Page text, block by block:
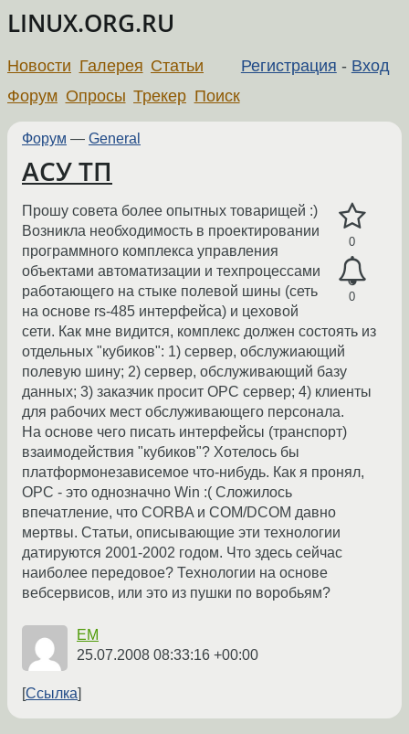
LINUX.ORG.RU
Регистрация - Вход
Новости Галерея Статьи
Форум Опросы Трекер Поиск
Форум — General
АСУ ТП
0
0
Прошу совета более опытных товарищей :)
Возникла необходимость в проектировании
программного комплекса управления
объектами автоматизации и техпроцессами
работающего на стыке полевой шины (сеть
на основе rs-485 интерфейса) и цеховой
сети. Как мне видится, комплекс должен состоять из
отдельных "кубиков": 1) сервер, обслужиающий
полевую шину; 2) сервер, обслуживающий базу
данных; 3) заказчик просит OPC сервер; 4) клиенты
для рабочих мест обслуживающего персонала.
На основе чего писать интерфейсы (транспорт)
взаимодействия "кубиков"? Хотелось бы
платформонезависемое что-нибудь. Как я пронял,
OPC - это однозначно Win :( Сложилось
впечатление, что CORBA и COM/DCOM давно
мертвы. Статьи, описывающие эти технологии
датируются 2001-2002 годом. Что здесь сейчас
наиболее передовое? Технологии на основе
вебсервисов, или это из пушки по воробьям?
EM
25.07.2008 08:33:16 +00:00
Ссылка